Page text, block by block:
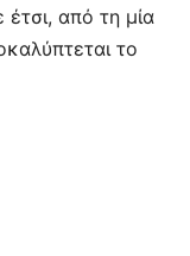
έτσι, από τη μία
το